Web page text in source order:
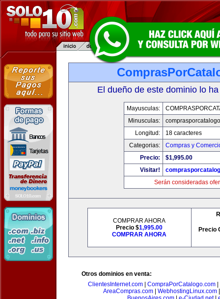
El dueño de este dominio lo
Mayusculas:
Minusculas:
Longitud:
18 caracteres
Categorias:
Compras y
Precio:
$1,995.00
Visitar!
Serán consideradas
COMPRAR AHORA
Precio $1,995.00
COMPRAR AHORA
Precio
Otros dominios en venta:
ClientesInternet.com
CompraPorCatalogo.com
AreaCompras.com| WebhostingLinux.com